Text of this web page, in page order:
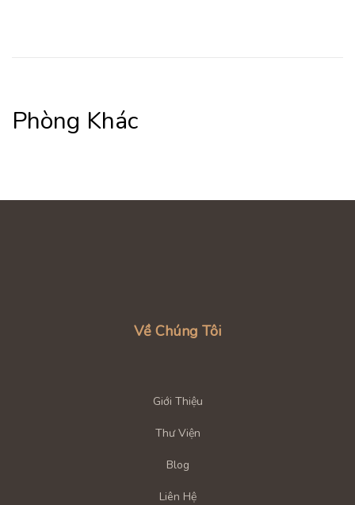
Phòng Khác
Về Chúng Tôi
Giới Thiệu
Thư Viện
Blog
Liên Hệ
GẶP